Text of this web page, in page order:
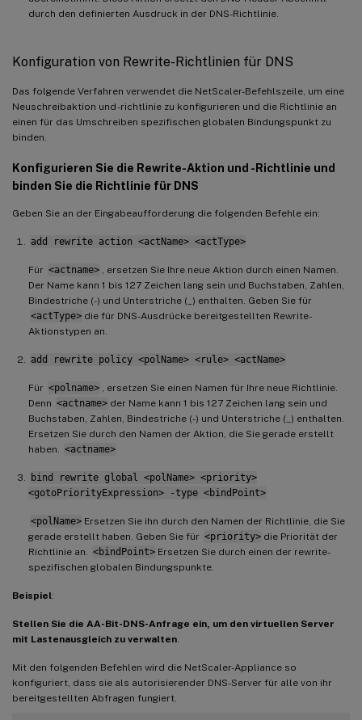
durch den definierten Ausdruck in der DNS-Richtlinie.
Konfiguration von Rewrite-Richtlinien für DNS
Das folgende Verfahren verwendet die NetScaler-Befehlszeile, um eine
Neuschreibaktion und -richtlinie zu konfigurieren und die Richtlinie an
einen für das Umschreiben spezifischen globalen Bindungspunkt zu
binden.
Konfigurieren Sie die Rewrite-Aktion und -Richtlinie und
binden Sie die Richtlinie für DNS
Geben Sie an der Eingabeaufforderung die folgenden Befehle ein:
add rewrite action <actName> <actType>
Für <actname>
, ersetzen Sie Ihre neue Aktion durch einen Namen.
Der Name kann 1 bis 127 Zeichen lang sein und Buchstaben, Zahlen,
Bindestriche (-) und Unterstriche (_) enthalten. Geben Sie für
<actType> die für DNS-Ausdrücke bereitgestellten Rewrite-
Aktionstypen an.
add rewrite policy <polName> <rule> <actName>
Für <polname>
, ersetzen Sie einen Namen für Ihre neue Richtlinie.
Denn <actname> der Name kann 1 bis 127 Zeichen lang sein und
Buchstaben, Zahlen, Bindestriche (-) und Unterstriche (_) enthalten.
Ersetzen Sie durch den Namen der Aktion, die Sie gerade erstellt
haben.
<actname>
bind rewrite global <polName> <priority>
<gotoPriorityExpression> -type <bindPoint>
<polName> Ersetzen Sie ihn durch den Namen der Richtlinie, die Sie
gerade erstellt haben. Geben Sie für <priority> die Priorität der
Richtlinie an.
<bindPoint> Ersetzen Sie durch einen der rewrite-
spezifischen globalen Bindungspunkte.
Beispiel:
Stellen Sie die AA-Bit-DNS-Anfrage ein, um den virtuellen Server
mit Lastenausgleich zu verwalten
Mit den folgenden Befehlen wird die NetScaler-Appliance so
konfiguriert, dass sie als autorisierender DNS-Server für alle von ihr
bereitgestellten Abfragen fungiert.